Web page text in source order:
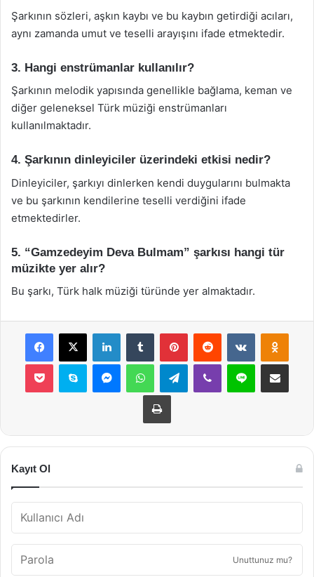
Şarkının sözleri, aşkın kaybı ve bu kaybın getirdiği acıları,
aynı zamanda umut ve teselli arayışını ifade etmektedir.
3. Hangi enstrümanlar kullanılır?
Şarkının melodik yapısında genellikle bağlama, keman ve
diğer geleneksel Türk müziği enstrümanları
kullanılmaktadır.
4. Şarkının dinleyiciler üzerindeki etkisi nedir?
Dinleyiciler, şarkıyı dinlerken kendi duygularını bulmakta
ve bu şarkının kendilerine teselli verdiğini ifade
etmektedirler.
5. “Gamzedeyim Deva Bulmam” şarkısı hangi tür
müzikte yer alır?
Bu şarkı, Türk halk müziği türünde yer almaktadır.
Facebook
X LinkedInTumblr PinterestReddit VKontakte
Pocket Skype MessengerWhatsAppTelegramViber Line E-Posta ile
Yazdır
Kayıt Ol
Unuttunuz mu?